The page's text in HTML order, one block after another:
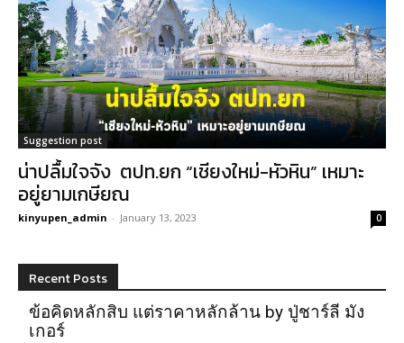
Suggestion post
น่าปลื้มใจจัง ตปท.ยก “เชียงใหม่-หัวหิน” เหมาะ
อยู่ยามเกษียณ
kinyupen_admin - January 13, 2023 0
Recent Posts
ข้อคิดหลักสิบ แต่ราคาหลักล้าน by ปู่ชาร์ลี มัง
เกอร์